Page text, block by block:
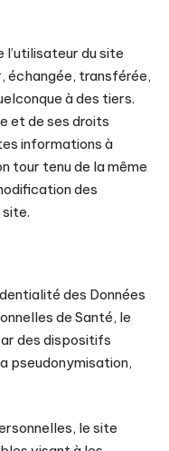
l’utilisateur du site
échangée, transférée,
à des tiers.
et de ses droits
informations à
tour tenu de la même
des
site.
des Données
de Santé, le
des dispositifs
pseudonymisation,
le site